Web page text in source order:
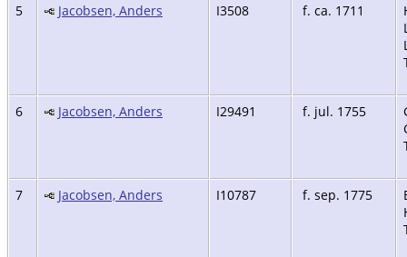
5 Jacobsen, Anders I3508 f. ca. 1711
6 Jacobsen, Anders I29491 f. jul. 1755
7 Jacobsen, Anders I10787 f. sep. 1775